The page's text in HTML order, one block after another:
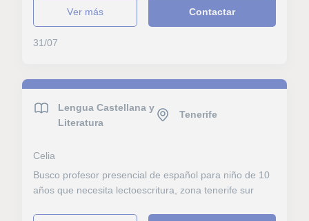
ver más Contactar
31/07
Lengua Castellana y
Literatura
Tenerife
Celia
Busco profesor presencial de español para niño de 10
años que necesita lectoescritura, zona tenerife sur